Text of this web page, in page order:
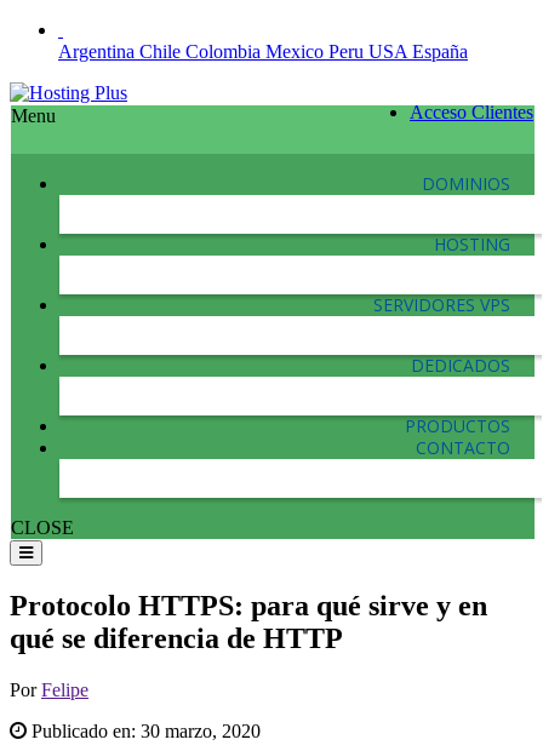
Argentina Chile Colombia Mexico Peru USA España
Acceso Clientes
Menu
DOMINIOS
HOSTING
SERVIDORES VPS
DEDICADOS
PRODUCTOS
CONTACTO
CLOSE
Protocolo HTTPS: para qué sirve y en
qué se diferencia de HTTP
PorFelipe
Publicado en: 30 marzo, 2020